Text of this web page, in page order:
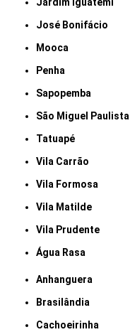
Jardim Iguatemi
José Bonifácio
Mooca
Penha
Sapopemba
São Miguel Paulista
Tatuapé
Vila Carrão
Vila Formosa
Vila Matilde
Vila Prudente
Água Rasa
Anhanguera
Brasilândia
Cachoeirinha